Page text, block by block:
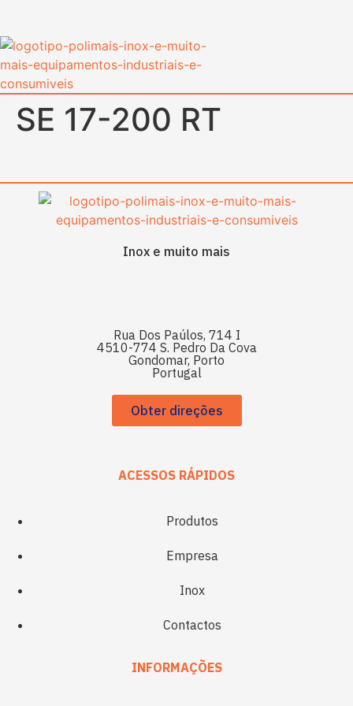
SE 17-200 RT
Inox e muito mais
Rua Dos Paúlos, 714 I
4510-774 S. Pedro Da Cova
Gondomar, Porto
Portugal
Obter direções
ACESSOS RÁPIDOS
Produtos
Empresa
Inox
Contactos
INFORMAÇÕES